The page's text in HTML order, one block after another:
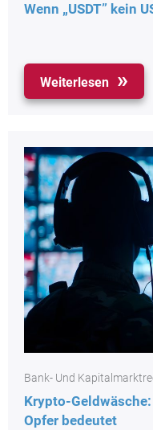
Wenn „USDT” kein
Weiterlesen
Bank- Und
Krypto-
Opfer bedeutet